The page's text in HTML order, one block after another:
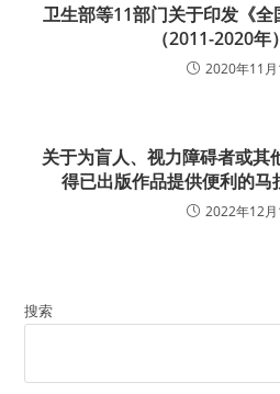
卫生部等11部门关于印发《
（2011-2020
2020年11月
关于为盲人、视力障碍者或其
得已出版作品提供便利的马
2022年12月
搜索